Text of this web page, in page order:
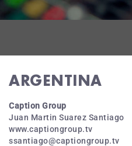
ARGENTINA
Caption Group
Juan Martin Suarez Santiago
www.captiongroup.tv
ssantiago@captiongroup.tv